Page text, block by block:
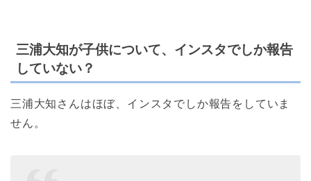
三浦大知が子供について、インスタでしか報告
していない？
三浦大知さんはほぼ、インスタでしか報告をしていま
せん。